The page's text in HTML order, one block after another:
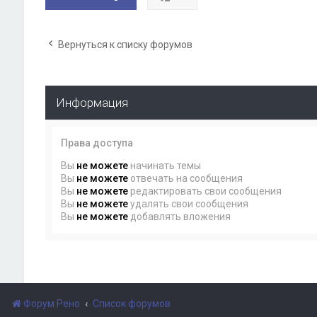
Вернуться к списку форумов
Информация
Права доступа
Вы не можетеначинать темы
Вы не можетеотвечать на сообщения
Вы не можетередактировать свои сообщения
Вы не можетеудалять свои сообщения
Вы не можетедобавлять вложения
Форум Рено Список форумов